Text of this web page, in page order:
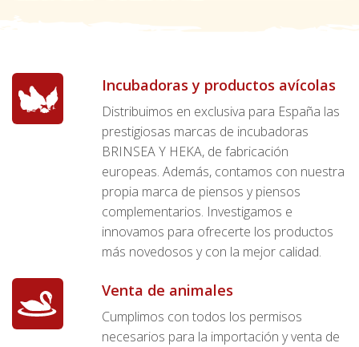
Incubadoras y productos avícolas
Distribuimos en exclusiva para España las
prestigiosas marcas de incubadoras
BRINSEA Y HEKA, de fabricación
europeas. Además, contamos con nuestra
propia marca de piensos y piensos
complementarios. Investigamos e
innovamos para ofrecerte los productos
más novedosos y con la mejor calidad.
Venta de animales
Cumplimos con todos los permisos
necesarios para la importación y venta de